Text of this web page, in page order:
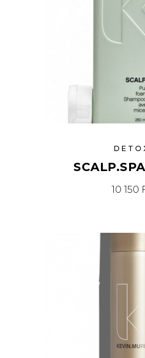
10 150